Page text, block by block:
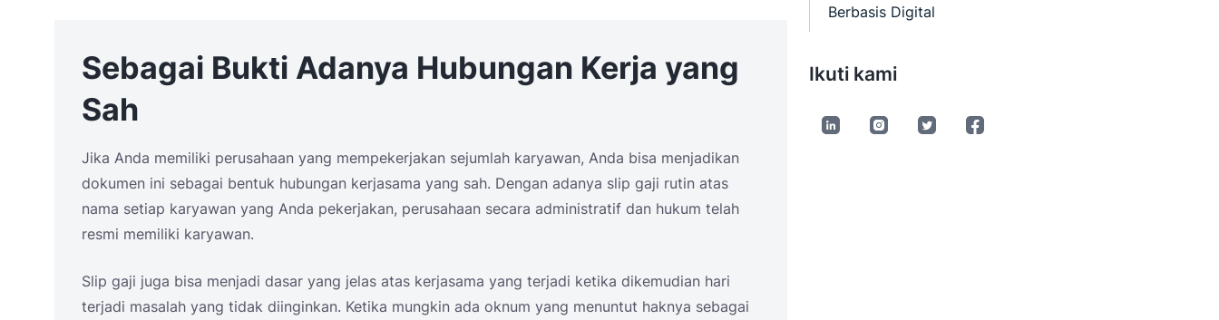
Sebagai Bukti Adanya Hubungan Kerja yang
Sah
Jika Anda memiliki perusahaan yang mempekerjakan sejumlah karyawan, Anda bisa menjadikan
dokumen ini sebagai bentuk hubungan kerjasama yang sah. Dengan adanya slip gaji rutin atas
nama setiap karyawan yang Anda pekerjakan, perusahaan secara administratif dan hukum telah
resmi memiliki karyawan.
Slip gaji juga bisa menjadi dasar yang jelas atas kerjasama yang terjadi ketika dikemudian hari
terjadi masalah yang tidak diinginkan. Ketika mungkin ada oknum yang menuntut haknya sebagai
Berbasis Digital
Ikuti kami